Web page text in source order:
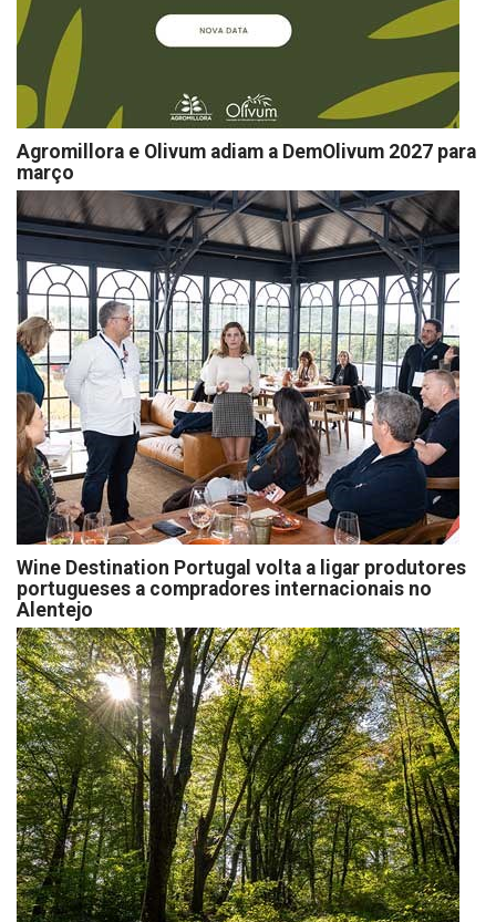
Agromillora e Olivum adiam a DemOlivum 2027 para
março
Wine Destination Portugal volta a ligar produtores
portugueses a compradores internacionais no
Alentejo